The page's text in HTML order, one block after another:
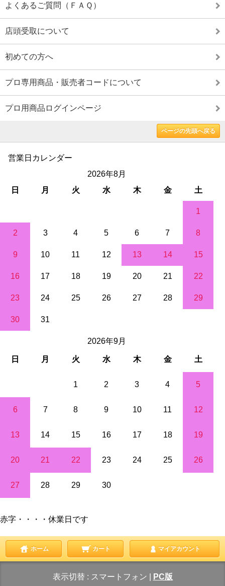
よくあるご質問（ＦＡＱ）
店頭受取について
初めての方へ
プロ専用商品・販売者コードについて
プロ用商品ログインページ
ページの先頭へ戻る
営業日カレンダー
2026年8月
日
月 火 水 木 金 土
1
2 3 4 5 6 7 8
9 10 11 12 13 14 15
16 17 18 19 20 21 22
23 24 25 26 27 28 29
30 31
2026年9月
日 月 火 水 木 金 土
1 2 3 4 5
6 7 8 9 10 11 12
13 14 15 16 17 18 19
20 21 22 23 24 25 26
27 28 29 30
赤字・・・・休業日です
ホーム カート マイアカウント
表示切替 : スマートフォン PC版